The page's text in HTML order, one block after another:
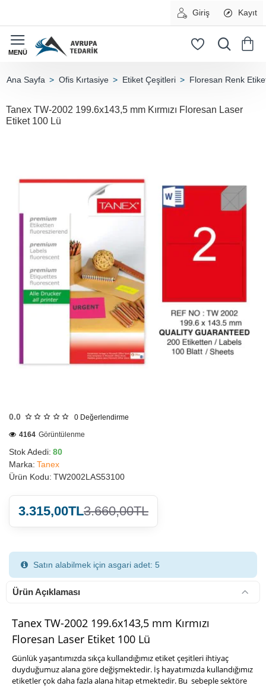
Giriş Kayıt
Ofis Kırtasiye Etiket Çeşitleri Floresan Renk
Tanex TW-2002 199.6x143,5 mm Kırmızı Floresan Laser
Etiket 100 Lü
900 TL Üzeri Kargo Ücretsiz
0.0 0 Değerlendirme
Stok Adedi: 80
Marka: Tanex
Ürün Kodu: TW2002LAS53100
4164 Görüntülenme
3.315,00TL3.660,00TL
Satın alabilmek için asgari adet: 5
Ürün Açıklaması
Tanex TW-2002 199.6x143,5 mm Kırmızı
Floresan Laser Etiket 100 Lü
Günlük yaşantımızda sıkça kullandığımız etiket çeşitleri ihtiyaç
duyduğumuz alana göre değişmektedir. İş hayatımızda kullandığımız
etiketler çok daha fazla alana hitap etmektedir. Bu sebeple sektöre